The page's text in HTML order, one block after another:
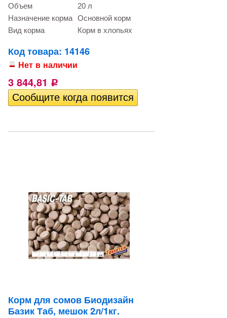
Объем
20 л
Назначение корма
Основной корм
Вид корма
Корм в хлопьях
Код товара: 14146
Нет в наличии
3 844,81 Р
Корм для сомов Биодизайн
Базик Таб, мешок 2л/1кг.